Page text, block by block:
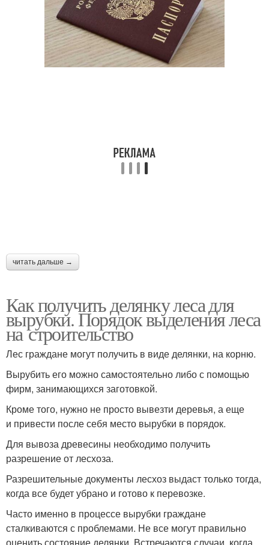
читать дальше →
Как получить делянку леса для
вырубки. Порядок выделения леса
на строительство
Лес граждане могут получить в виде делянки, на корню.
Вырубить его можно самостоятельно либо с помощью
фирм, занимающихся заготовкой.
Кроме того, нужно не просто вывезти деревья, а еще
и привести после себя место вырубки в порядок.
Для вывоза древесины необходимо получить
разрешение от лесхоза.
Разрешительные документы лесхоз выдаст только тогда,
когда все будет убрано и готово к перевозке.
Часто именно в процессе вырубки граждане
сталкиваются с проблемами. Не все могут правильно
оценить состояние делянки. Встречаются случаи, когда